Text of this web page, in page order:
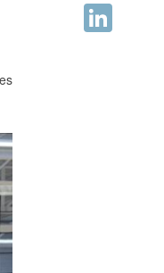
Facebook